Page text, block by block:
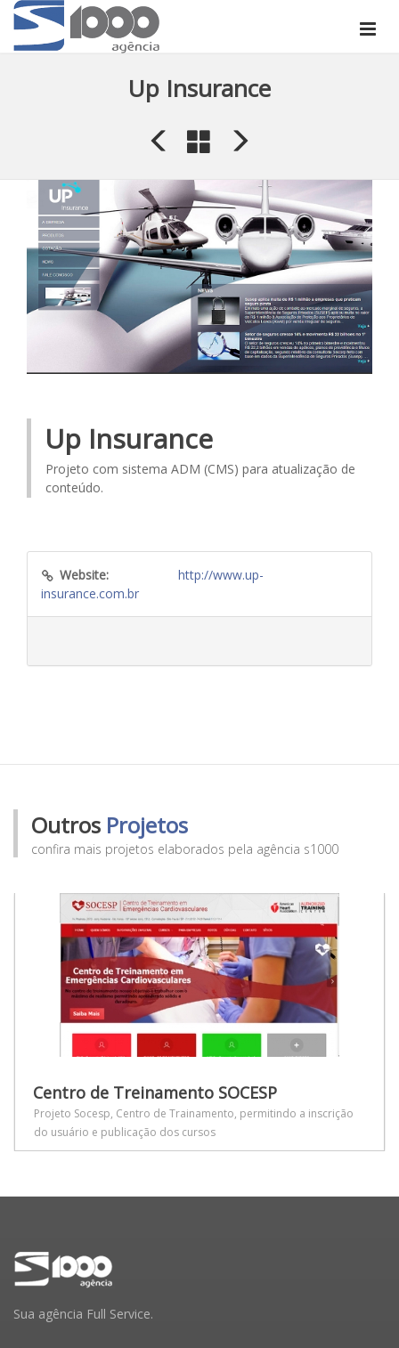
Up Insurance
Up Insurance
Projeto com sistema ADM (CMS) para atualização de
conteúdo.
Website:
http://www.up-
insurance.com.br
Outros Projetos
confira mais projetos elaborados pela agência s1000
Centro de Treinamento SOCESP
Projeto Socesp, Centro de Trainamento, permitindo a inscrição
do usuário e publicação dos cursos
Sua agência Full Service.